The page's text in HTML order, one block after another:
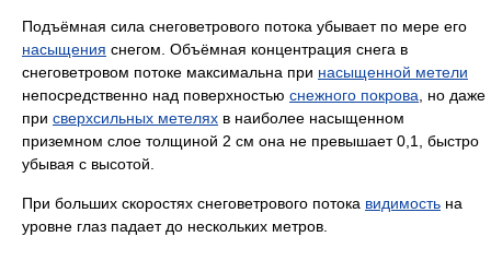
Подъёмная сила снеговетрового потока убывает по мере его
насыщения снегом. Объёмная концентрация снега в
снеговетровом потоке максимальна при насыщенной метели
непосредственно над поверхностью снежного покрова , но даже
при сверхсильных метелях в наиболее насыщенном
приземном слое толщиной 2 см она не превышает 0,1, быстро
убывая с высотой.
При больших скоростях снеговетрового потока видимость на
уровне глаз падает до нескольких метров.